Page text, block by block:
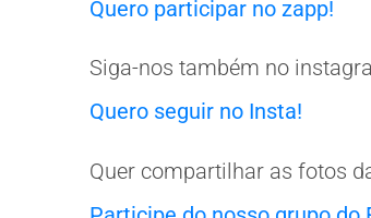
Quero participar no zapp!
Siga-nos também no
Quero seguir no Insta!
Quer compartilhar as fotos